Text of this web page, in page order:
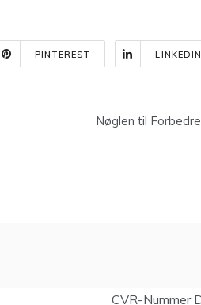
PINTEREST LINKEDIN
Nøglen til
CVR-Nummer